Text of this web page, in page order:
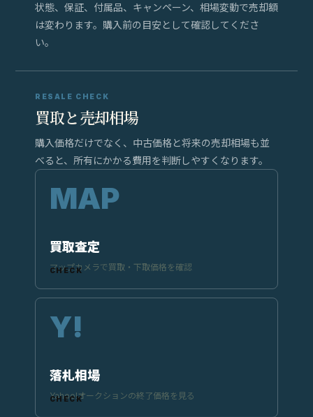
状態、保証、付属品、キャンペーン、相場変動で売却額
は変わります。購入前の目安として確認してくださ
い。
RESALE CHECK
買取と売却相場
購入価格だけでなく、中古価格と将来の売却相場も並
べると、所有にかかる費用を判断しやすくなります。
買取査定
マップカメラで買取・下取価格を確認
落札相場
Yahoo!オークションの終了価格を見る